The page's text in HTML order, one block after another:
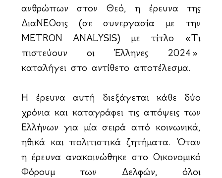
ανθρώπων στον Θεό, η έρευνα της
ΔιαΝΕΟσις (σε συνεργασία με την
METRON ANALYSIS) με τίτλο «Τι
πιστεύουν οι Έλληνες 2024»
καταλήγει στο αντίθετο αποτέλεσμα.
Η έρευνα αυτή διεξάγεται κάθε δύο
χρόνια και καταγράφει τις απόψεις των
Ελλήνων για μία σειρά από κοινωνικά,
ηθικά και πολιτιστικά ζητήματα. Όταν
η έρευνα ανακοινώθηκε στο Οικονομικό
Φόρουμ των Δελφών, όλοι